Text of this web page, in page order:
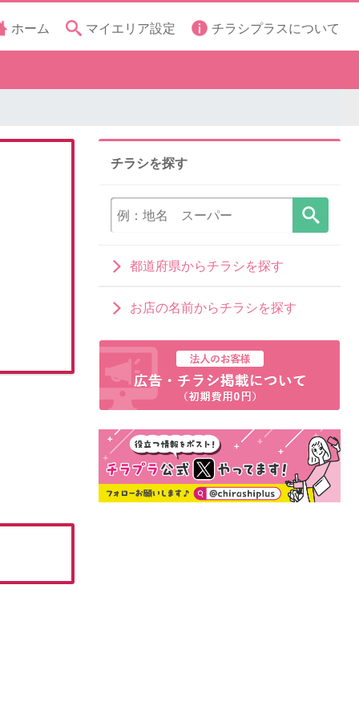
ホーム マイエリア設定 チラシプラスについて
チラシを探す
都道府県からチラシを探す
お店の名前からチラシを探す